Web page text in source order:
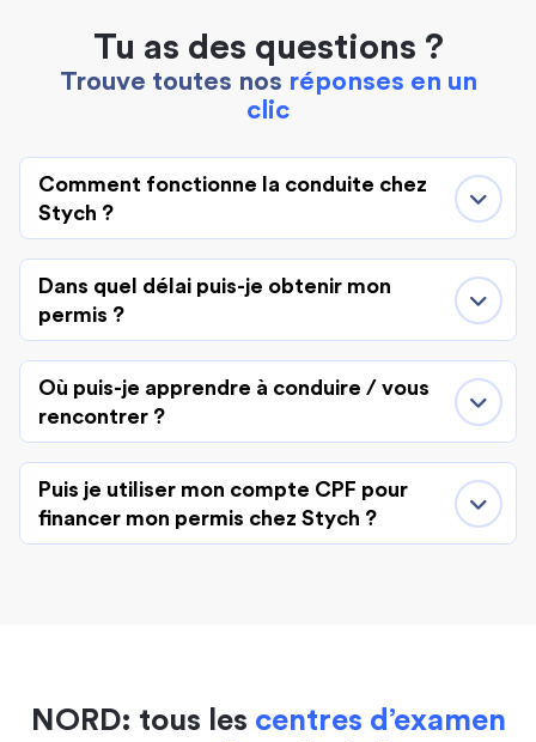
Tu as des questions ?
Trouve toutes nos réponses en un
clic
Comment fonctionne la conduite chez
Stych ?
Dans quel délai puis-je obtenir mon
permis ?
Où puis-je apprendre à conduire / vous
rencontrer ?
Puis je utiliser mon compte CPF pour
financer mon permis chez Stych ?
NORD: tous les centres d’examen